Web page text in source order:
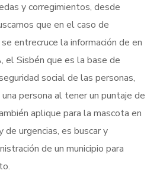
y corregimientos, desde
que en el caso de
entrecruce la información de en
el Sisbén que es la base de
social de las personas,
persona al tener un puntaje de
aplique para la mascota en
de urgencias, es buscar y
de un municipio para